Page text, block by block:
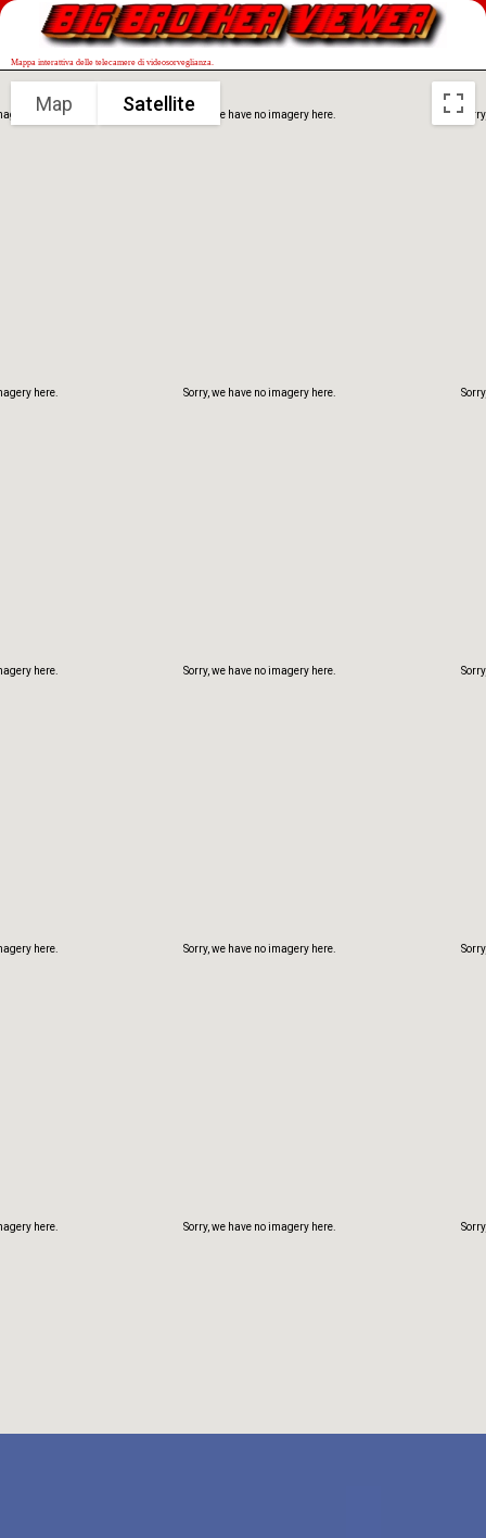
Mappa interattiva delle telecamere di videosorveglianza.
here. Sorry, we have no imagery here.
here.
here.
Sorry, we have no imagery here.
Sorry, we have no imagery here.
Sorry, we have no imagery here.
here.
here. Sorry, we have no imagery here.
Map Satellite